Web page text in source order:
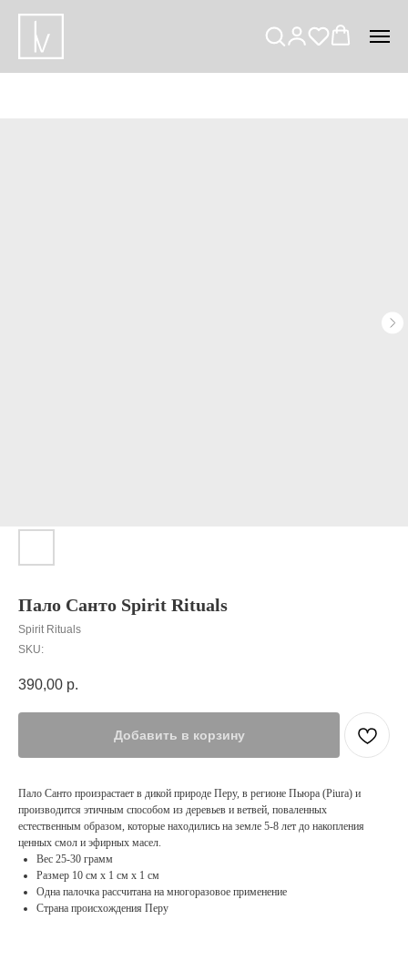
Пало Санто Spirit Rituals
Spirit Rituals
SKU:
390,00 р.
Добавить в корзину
Пало Санто произрастает в дикой природе Перу, в регионе Пьюра (Piura) и
производится этичным способом из деревьев и ветвей, поваленных
естественным образом, которые находились на земле 5-8 лет до накопления
ценных смол и эфирных масел.
Вес 25-30 грамм
Размер 10 см х 1 см х 1 см
Одна палочка рассчитана на многоразовое применение
Страна происхождения Перу